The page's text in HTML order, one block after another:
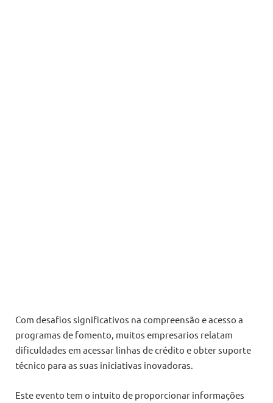
Com desafios significativos na compreensão e acesso a
programas de fomento, muitos empresarios relatam
dificuldades em acessar linhas de crédito e obter suporte
técnico para as suas iniciativas inovadoras.
Este evento tem o intuito de proporcionar informações